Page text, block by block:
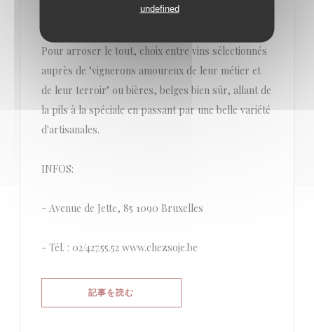
undefined
Pour arroser le tout, choix entre vins sélectionnés
auprès de "vignerons amoureux de leur métier et
de leur terroir" ou bières, belges bien sûr, allant de
la pils à la spéciale en passant par une belle variété
d'artisanales.
INFOS:
- Avenue de Jette, 85 1090 Bruxelles
- Tél. : 02/427.55.52 www.chezsoje.be
記事を読む